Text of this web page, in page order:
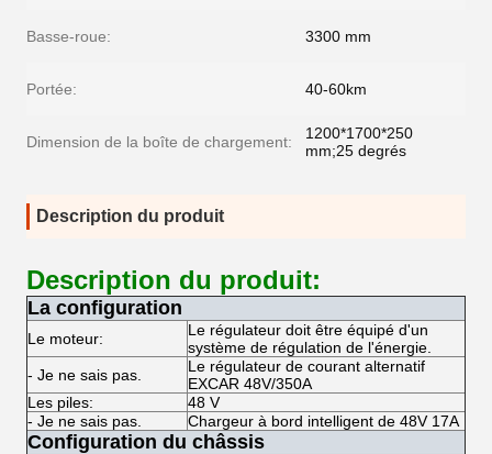
Basse-roue: 3300 mm
Portée: 40-60km
Dimension de la boîte de chargement:
1200*1700*250
mm;25 degrés
Description du produit
Description du produit:
La configuration
Le moteur:
Le régulateur doit être équipé d'un
système de régulation de l'énergie.
- Je ne sais pas.
Le régulateur de courant alternatif
EXCAR 48V/350A
Les piles:
48 V
- Je ne sais pas.
Chargeur à bord intelligent de 48V 17A
Configuration du châssis